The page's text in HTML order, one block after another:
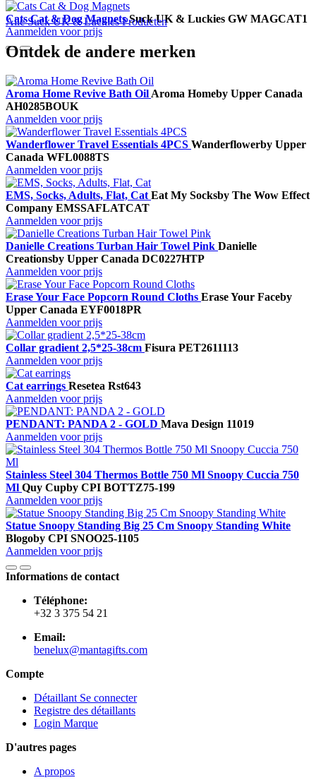
Cats Cat & Dog MagnetsSuck UK & Luckies GW MAGCAT1
Aanmelden voor prijs
Alle Suck UK & Luckies Producten
Ontdek de andere merken
Aroma Home Revive Bath OilAroma Homeby Upper Canada
AH0285BOUK
Aanmelden voor prijs
Wanderflower Travel Essentials 4PCS Wanderflowerby Upper
Canada WFL0088TS
Aanmelden voor prijs
EMS, Socks, Adults, Flat, CatEat My Socksby The Wow Effect
Company EMSSAFLATCAT
Aanmelden voor prijs
Danielle Creations Turban Hair Towel Pink Danielle
Creationsby Upper Canada DC0227HTP
Aanmelden voor prijs
Erase Your Face Popcorn Round Cloths Erase Your Faceby
Upper Canada EYF0018PR
Aanmelden voor prijs
Collar gradient 2,5*25-38cm Fisura PET2611113
Aanmelden voor prijs
Cat earrings Resetea Rst643
Aanmelden voor prijs
PENDANT: PANDA 2 - GOLD Mava Design 11019
Aanmelden voor prijs
Stainless Steel 304 Thermos Bottle 750 Ml Snoopy Cuccia 750
Ml Quy Cupby CPI BOTTZ75-199
Aanmelden voor prijs
Statue Snoopy Standing Big 25 Cm Snoopy Standing White
Blogoby CPI SNOO25-1105
Aanmelden voor prijs
Informations de contact
Téléphone:
+32 3 375 54 21
Email:
benelux@mantagifts.com
Compte
Détaillant Se connecter
Registre des détaillants
Login Marque
D'autres pages
A propos